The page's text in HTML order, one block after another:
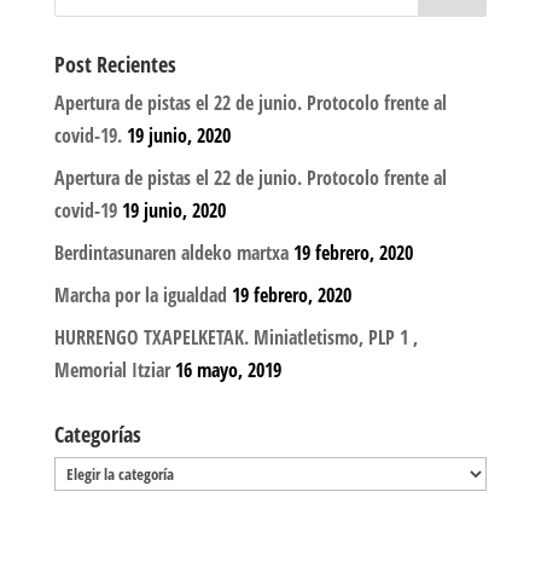
Post Recientes
Apertura de pistas el 22 de junio. Protocolo frente al
covid-19. 19 junio, 2020
Apertura de pistas el 22 de junio. Protocolo frente al
covid-19 19 junio, 2020
Berdintasunaren aldeko martxa 19 febrero, 2020
Marcha por la igualdad 19 febrero, 2020
HURRENGO TXAPELKETAK. Miniatletismo, PLP 1 ,
Memorial Itziar 16 mayo, 2019
Categorías
Categorías